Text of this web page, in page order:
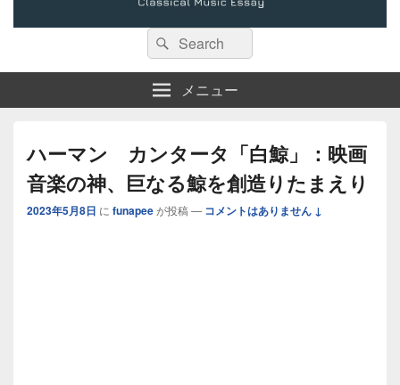
検
索:
検
索
メニュー
ハーマン カンタータ「白鯨」：映画
音楽の神、巨なる鯨を創造りたまえり
2023年5月8日 に funapeeが投稿 — コメントはありません ↓